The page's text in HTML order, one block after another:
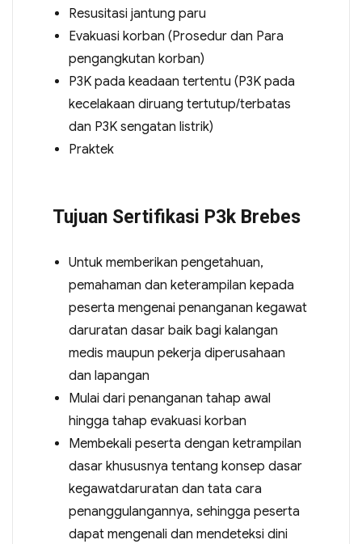
Resusitasi jantung paru
Evakuasi korban (Prosedur dan Para
pengangkutan korban)
P3K pada keadaan tertentu (P3K pada
kecelakaan diruang tertutup/terbatas
dan P3K sengatan listrik)
Praktek
Tujuan Sertifikasi P3k Brebes
Untuk memberikan pengetahuan,
pemahaman dan keterampilan kepada
peserta mengenai penanganan kegawat
daruratan dasar baik bagi kalangan
medis maupun pekerja diperusahaan
dan lapangan
Mulai dari penanganan tahap awal
hingga tahap evakuasi korban
Membekali peserta dengan ketrampilan
dasar khususnya tentang konsep dasar
kegawatdaruratan dan tata cara
penanggulangannya, sehingga peserta
dapat mengenali dan mendeteksi dini